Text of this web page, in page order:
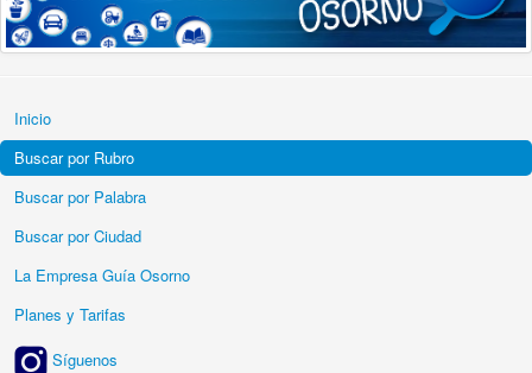
Inicio
Buscar por Rubro
Buscar por Palabra
Buscar por Ciudad
La Empresa Guía Osorno
Planes y Tarifas
Síguenos